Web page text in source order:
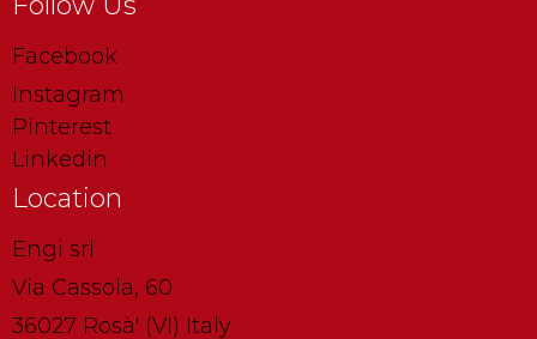
Facebook
Instagram
Pinterest
Linkedin
Location
Engi srl
Via Cassola, 60
36027 Rosà' (VI) Italy